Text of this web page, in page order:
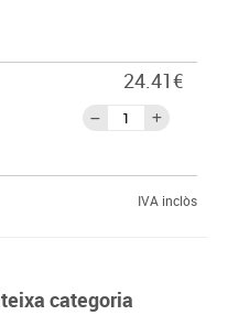
24.41€
IVA inclòs
categoria